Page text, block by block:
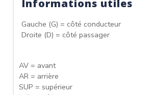
Informations utiles
Gauche (G) = côté conducteur
Droite (D) = côté passager
AV = avant
AR = arrière
SUP = supérieur